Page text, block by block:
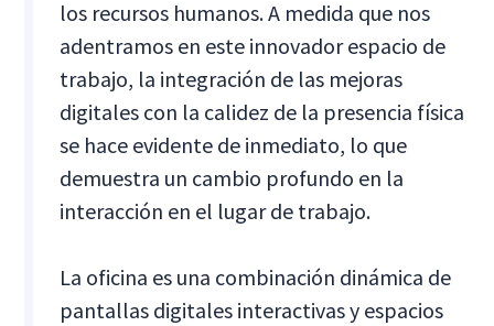
los recursos humanos. A medida que nos
adentramos en este innovador espacio de
trabajo, la integración de las mejoras
digitales con la calidez de la presencia física
se hace evidente de inmediato, lo que
demuestra un cambio profundo en la
interacción en el lugar de trabajo.
La oficina es una combinación dinámica de
pantallas digitales interactivas y espacios